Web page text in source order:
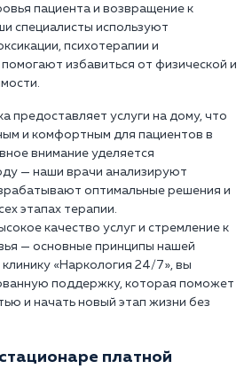
пациента и возвращение к
специалисты используют
психотерапии и
избавиться от физической и
предоставляет услуги на дому, что
и комфортным для пациентов в
внимание уделяется
— наши врачи анализируют
оптимальные решения и
этапах терапии.
качество услуг и стремление к
— основные принципы нашей
«Наркология 24/7», вы
поддержку, которая поможет
и начать новый этап жизни без
платной